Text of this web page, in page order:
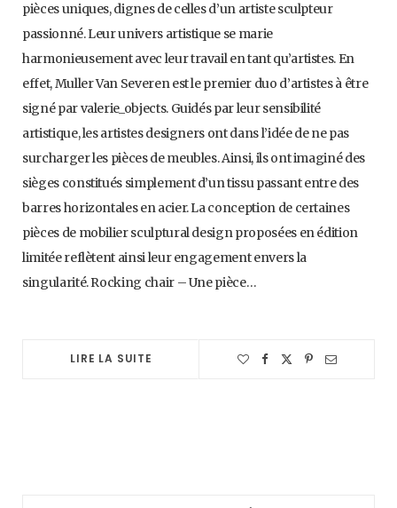
pièces uniques, dignes de celles d’un artiste sculpteur
passionné. Leur univers artistique se marie
harmonieusement avec leur travail en tant qu’artistes. En
effet, Muller Van Severen est le premier duo d’artistes à être
signé par valerie_objects. Guidés par leur sensibilité
artistique, les artistes designers ont dans l’idée de ne pas
surcharger les pièces de meubles. Ainsi, ils ont imaginé des
sièges constitués simplement d’un tissu passant entre des
barres horizontales en acier. La conception de certaines
pièces de mobilier sculptural design proposées en édition
limitée reflètent ainsi leur engagement envers la
singularité. Rocking chair – Une pièce…
LIRE LA SUITE